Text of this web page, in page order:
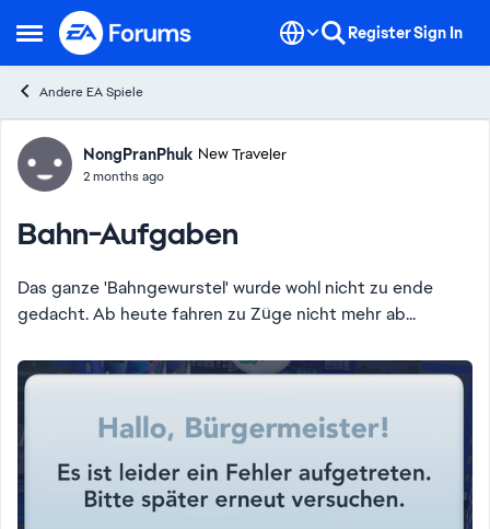
Open Side Menu
Skip to content RegisterSign In
Andere EA Spiele
Forum Discussion
NongPranPhuk New Traveler
2 months ago
Bahn-Aufgaben
Das ganze 'Bahngewurstel' wurde wohl nicht zu ende
gedacht. Ab heute fahren zu Züge nicht mehr ab...